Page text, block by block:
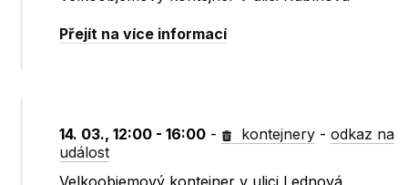
Přejít na více informací
14. 03., 12:00 - 16:00 - kontejnery -odkaz na
událost
Velkoobjemový kontejner v ulici Lednová